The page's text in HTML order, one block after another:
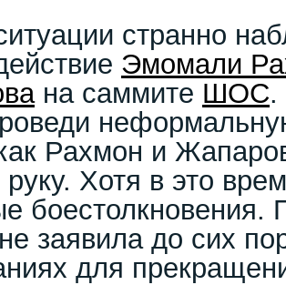
странно
Эмомали
на саммите ШОС.
Рахмон и
руку. Хотя в это
боестолкновения.
заявила до сих
для